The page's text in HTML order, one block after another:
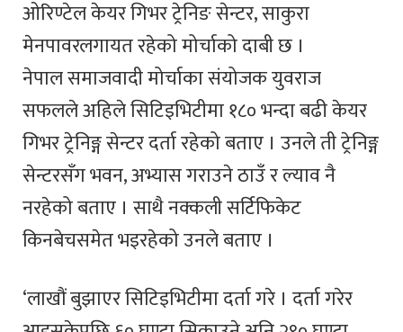
ओरिण्टेल केयर गिभर ट्रेनिङ सेन्टर, साकुरा
मेनपावरलगायत रहेको मोर्चाको दाबी छ ।
नेपाल समाजवादी मोर्चाका संयोजक युवराज
सफलले अहिले सिटिइभिटीमा १८० भन्दा बढी केयर
गिभर ट्रेनिङ्ग सेन्टर दर्ता रहेको बताए । उनले ती ट्रेनिङ्ग
सेन्टरसँग भवन, अभ्यास गराउने ठाउँ र ल्याव नै
नरहेको बताए । साथै नक्कली सर्टिफिकेट
किनबेचसमेत भइरहेको उनले बताए ।
‘लाखौं बुझाएर सिटिइभिटीमा दर्ता गरे । दर्ता गरेर